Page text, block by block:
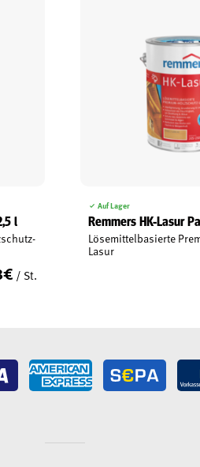
l
€ / St.
Auf Lager
Remmers HK-Lasur
Lösemittelbasierte
Lasur